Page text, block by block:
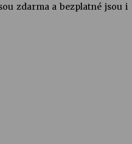
zdarma a bezplatné jsou i